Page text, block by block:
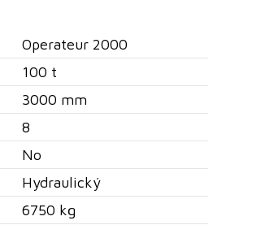
Operateur 2000
100 t
3000 mm
8
No
Hydraulický
6750 kg